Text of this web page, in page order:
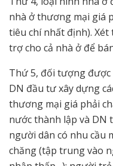
nhà ở thương mại giá
tiêu chí nhất định).
trợ cho cả nhà ở để
Thứ 5, đối tượng được
DN đầu tư xây dựng
thương mại giá phải
nước thành lập và DN
người dân có nhu cầu
chăng (tập trung vào